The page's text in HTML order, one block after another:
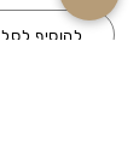
להוסיף לסל